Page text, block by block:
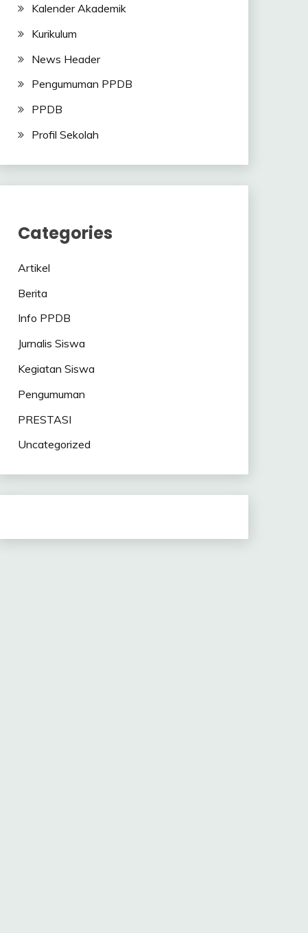
Kalender Akademik
Kurikulum
News Header
Pengumuman PPDB
PPDB
Profil Sekolah
Categories
Artikel
Berita
Info PPDB
Jurnalis Siswa
Kegiatan Siswa
Pengumuman
PRESTASI
Uncategorized